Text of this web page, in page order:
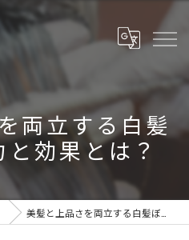
両立する白髪
効果とは？
美髪と上品さを両立する白髪ぼかしの魅力と効果とは？